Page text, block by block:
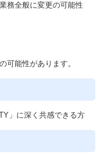
務全般に変更の可能性
可能性があります。
」に深く共感できる方